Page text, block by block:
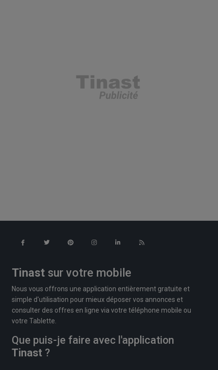
Tinast sur votre mobile
Nous vous offrons une application entièrement gratuite et
simple d'utilisation pour mieux déposer vos annonces et
consulter des offres en ligne via votre téléphone mobile ou
votre Tablette.
Que puis-je faire avec l'application
Tinast ?